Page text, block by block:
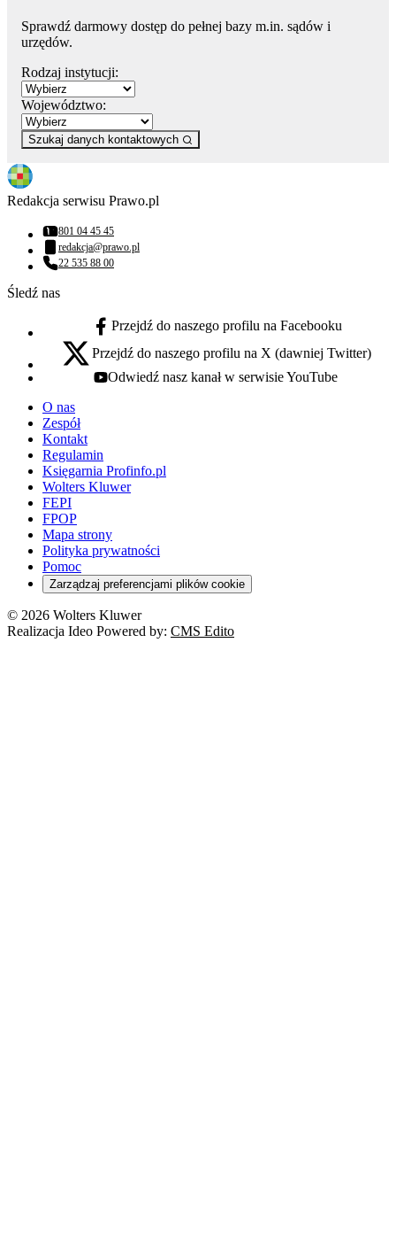
Sprawdź darmowy dostęp do pełnej bazy m.in. sądów i
urzędów.
Rodzaj instytucji:
Województwo:
Szukaj danych kontaktowych
Redakcja serwisu Prawo.pl
Numer telefonu:
801 04 45 45
Adres email:
redakcja@prawo.pl
Numer telefonu:
22 535 88 00
Śledź nas
facebook - otwiera się w nowej karcie
Przejdź do naszego profilu na Facebooku
x - otwiera się w nowej karcie
Przejdź do naszego profilu na X (dawniej Twitter)
youtube - otwiera się w nowej karcie
Odwiedź nasz kanał w serwisie YouTube
O nas
Zespół
Kontakt
Regulamin
Księgarnia Profinfo.pl
Wolters Kluwer
FEPI
FPOP
Mapa strony
Polityka prywatności
Pomoc
Zarządzaj preferencjami plików cookie
© 2026 Wolters Kluwer
Realizacja Ideo Powered by: CMS Edito